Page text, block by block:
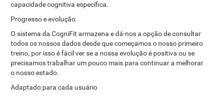
capacidade cognitiva específica.
Progresso e evolução
O sistema da CogniFit armazena e dá-nos a opção de consultar
todos os nossos dados desde que começamos o nosso primeiro
treino, por isso é fácil ver se a nossa evolução é positiva ou se
precisamos trabalhar um pouco mais para continuar a melhorar
o nosso estado.
Adaptado para cada usuário